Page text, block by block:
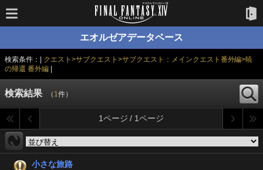
エオルゼアデータベース
検索条件：| クエスト>サブクエスト>サブクエスト：メインクエスト番外編>暁
の帰還 番外編|
検索結果 （ 1件）
1ページ / 1ページ
小さな旅路